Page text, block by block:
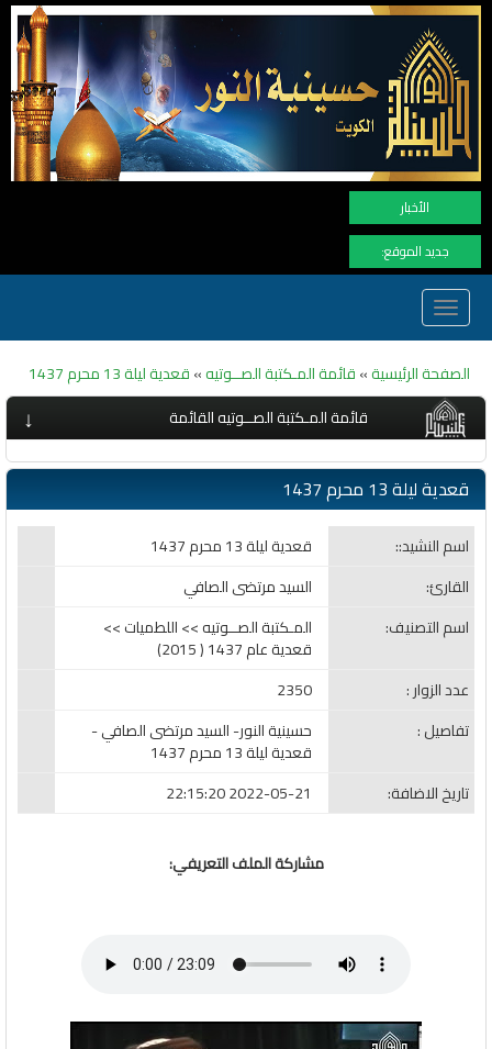
الأخبار
جديد الموقع:
Toggle
navigation
الصفحة الرئيسية»قائمة المـكتبة الصــوتيه»قعدية ليلة 13 محرم 1437
↓ قائمة المـكتبة الصــوتيه القائمة
قعدية ليلة 13 محرم 1437
اسم النشيد::
قعدية ليلة 13 محرم 1437
القارئ:
السيد مرتضى الصافي
اسم التصنيف:
المـكتبة الصــوتيه >> اللطميات >>
قعدية عام 1437 ( 2015)
عدد الزوار :
2350
تفاصيل :
حسينية النور- السيد مرتضى الصافي -
قعدية ليلة 13 محرم 1437
تاريخ الاضافة:
2022-05-21 22:15:20
مشاركة الملف التعريفي: